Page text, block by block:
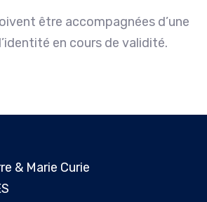
être accompagnées d’une
en cours de validité.
& Marie Curie